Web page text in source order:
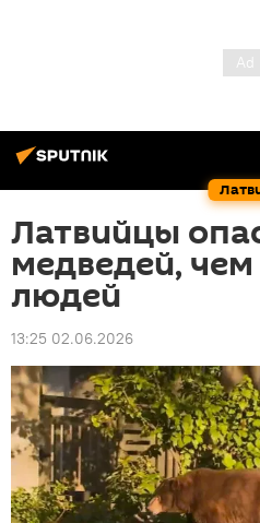
Латвийцы
медведей,
людей
13:25 02.06.2026